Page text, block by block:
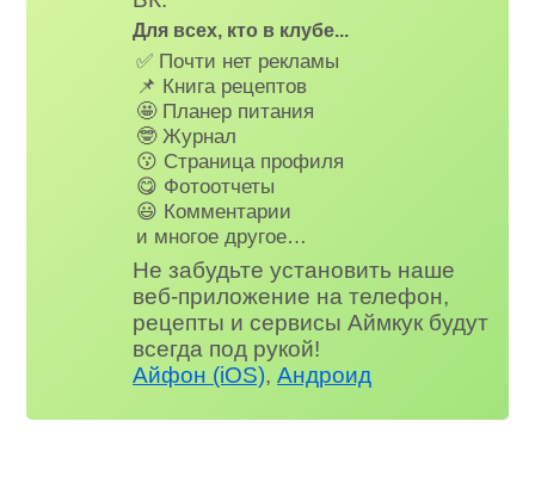
Для всех, кто в клубе...
✅ Почти нет рекламы
📌 Книга рецептов
🤩 Планер питания
🤓 Журнал
😗 Страница профиля
😋 Фотоотчеты
😃 Комментарии
и многое другое…
Не забудьте установить наше
веб-приложение на телефон,
рецепты и сервисы Аймкук будут
всегда под рукой!
Айфон (iOS),Андроид